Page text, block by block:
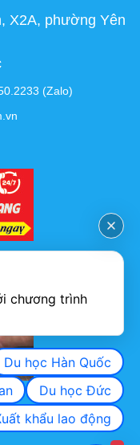
X2A, phường Yên
(Zalo)
VỤ
chương trình
Du học Hàn Quốc
Du học Đức
khẩu lao động